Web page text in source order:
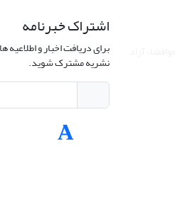
اشتراک خبرنامه
برای دریافت اخبار و
نشریه مشترک شوید.